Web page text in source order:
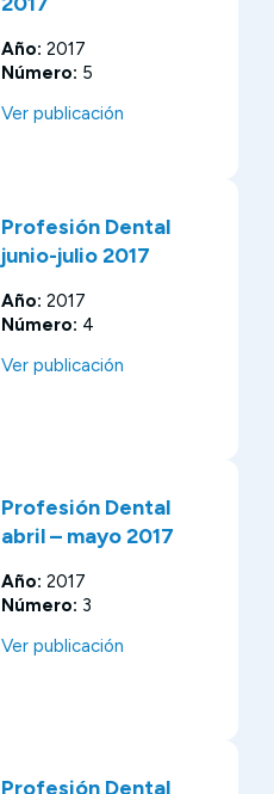
Año: 2017
Número: 5
Ver publicación
Profesión Dental
junio-julio 2017
Año: 2017
Número: 4
Ver publicación
Profesión Dental
abril – mayo 2017
Año: 2017
Número: 3
Ver publicación
Profesión Dental